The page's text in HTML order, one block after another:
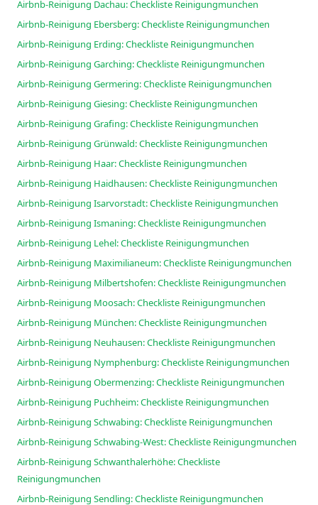
Airbnb-Reinigung Dachau: Checkliste Reinigungmunchen
Airbnb-Reinigung Ebersberg: Checkliste Reinigungmunchen
Airbnb-Reinigung Erding: Checkliste Reinigungmunchen
Airbnb-Reinigung Garching: Checkliste Reinigungmunchen
Airbnb-Reinigung Germering: Checkliste Reinigungmunchen
Airbnb-Reinigung Giesing: Checkliste Reinigungmunchen
Airbnb-Reinigung Grafing: Checkliste Reinigungmunchen
Airbnb-Reinigung Grünwald: Checkliste Reinigungmunchen
Airbnb-Reinigung Haar: Checkliste Reinigungmunchen
Airbnb-Reinigung Haidhausen: Checkliste Reinigungmunchen
Airbnb-Reinigung Isarvorstadt: Checkliste Reinigungmunchen
Airbnb-Reinigung Ismaning: Checkliste Reinigungmunchen
Airbnb-Reinigung Lehel: Checkliste Reinigungmunchen
Airbnb-Reinigung Maximilianeum: Checkliste Reinigungmunchen
Airbnb-Reinigung Milbertshofen: Checkliste Reinigungmunchen
Airbnb-Reinigung Moosach: Checkliste Reinigungmunchen
Airbnb-Reinigung München: Checkliste Reinigungmunchen
Airbnb-Reinigung Neuhausen: Checkliste Reinigungmunchen
Airbnb-Reinigung Nymphenburg: Checkliste Reinigungmunchen
Airbnb-Reinigung Obermenzing: Checkliste Reinigungmunchen
Airbnb-Reinigung Puchheim: Checkliste Reinigungmunchen
Airbnb-Reinigung Schwabing: Checkliste Reinigungmunchen
Airbnb-Reinigung Schwabing-West: Checkliste Reinigungmunchen
Airbnb-Reinigung Schwanthalerhöhe: Checkliste
Reinigungmunchen
Airbnb-Reinigung Sendling: Checkliste Reinigungmunchen